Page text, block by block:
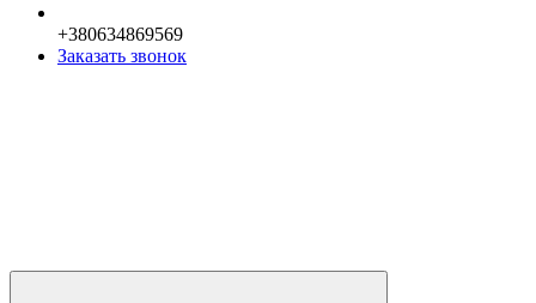
+380634869569
Заказать звонок